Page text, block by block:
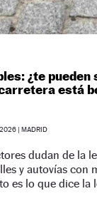
¿te pueden
está
| MADRID
dudan de la
y autovías con
es lo que dice la